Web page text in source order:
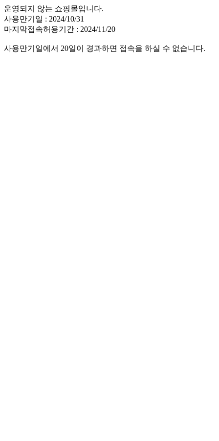
운영되지 않는 쇼핑몰입니다.
사용만기일 : 2024/10/31
마지막접속허용기간 : 2024/11/20
사용만기일에서 20일이 경과하면 접속을 하실 수 없습니다.